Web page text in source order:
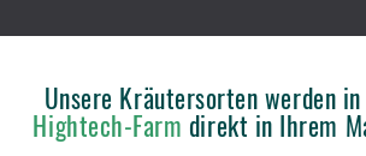
Unsere Kräutersorten werden
Hightech-Farm direkt in Ihrem